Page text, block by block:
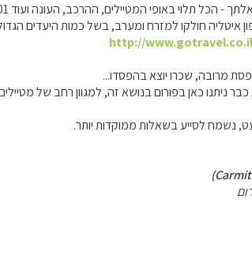
תלוי באופי המטיילים, ההרכב, העונה ועוד 1001 מישתנים.
איטליה חולקו למזרח ומערב, בשל כמות היעדים
http://
מרובה, שכרו יוצא בהפסדו...
כבר ניתנו כאן בפורום בנושא זה, למגוון רחב של
נשמח לסייע בשאלות ממוקדות יותר.